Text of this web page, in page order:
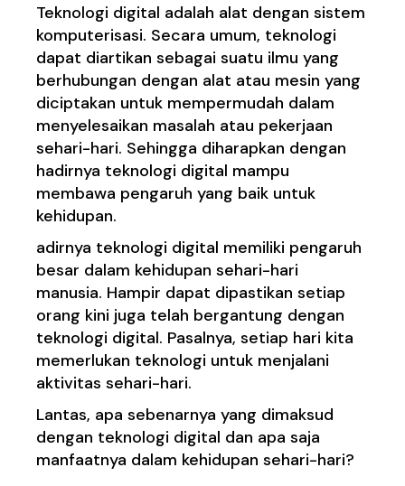
Teknologi digital adalah alat dengan sistem
komputerisasi. Secara umum, teknologi
dapat diartikan sebagai suatu ilmu yang
berhubungan dengan alat atau mesin yang
diciptakan untuk mempermudah dalam
menyelesaikan masalah atau pekerjaan
sehari-hari. Sehingga diharapkan dengan
hadirnya teknologi digital mampu
membawa pengaruh yang baik untuk
kehidupan.
adirnya teknologi digital memiliki pengaruh
besar dalam kehidupan sehari-hari
manusia. Hampir dapat dipastikan setiap
orang kini juga telah bergantung dengan
teknologi digital. Pasalnya, setiap hari kita
memerlukan teknologi untuk menjalani
aktivitas sehari-hari.
Lantas, apa sebenarnya yang dimaksud
dengan teknologi digital dan apa saja
manfaatnya dalam kehidupan sehari-hari?